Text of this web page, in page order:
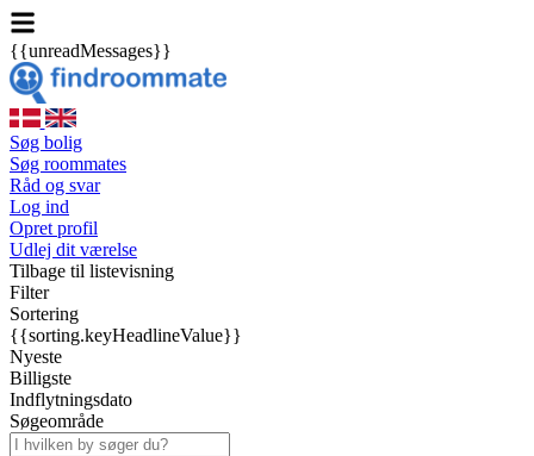
{{unreadMessages}}
Søg bolig
Søg roommates
Råd og svar
Log ind
Opret profil
Udlej dit værelse
Tilbage til listevisning
Filter
Sortering
{{sorting.keyHeadlineValue}}
Nyeste
Billigste
Indflytningsdato
Søgeområde